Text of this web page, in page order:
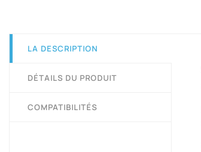
LA DESCRIPTION
DÉTAILS DU PRODUIT
COMPATIBILITÉS